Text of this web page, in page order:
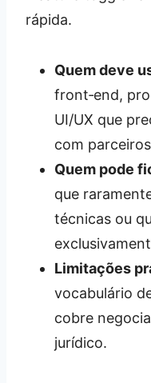
rápida.
Quem deve
front‑end,
UI/UX que
com
Quem pode
que
técnicas ou
Limitações
vocabulário
cobre
jurídico.